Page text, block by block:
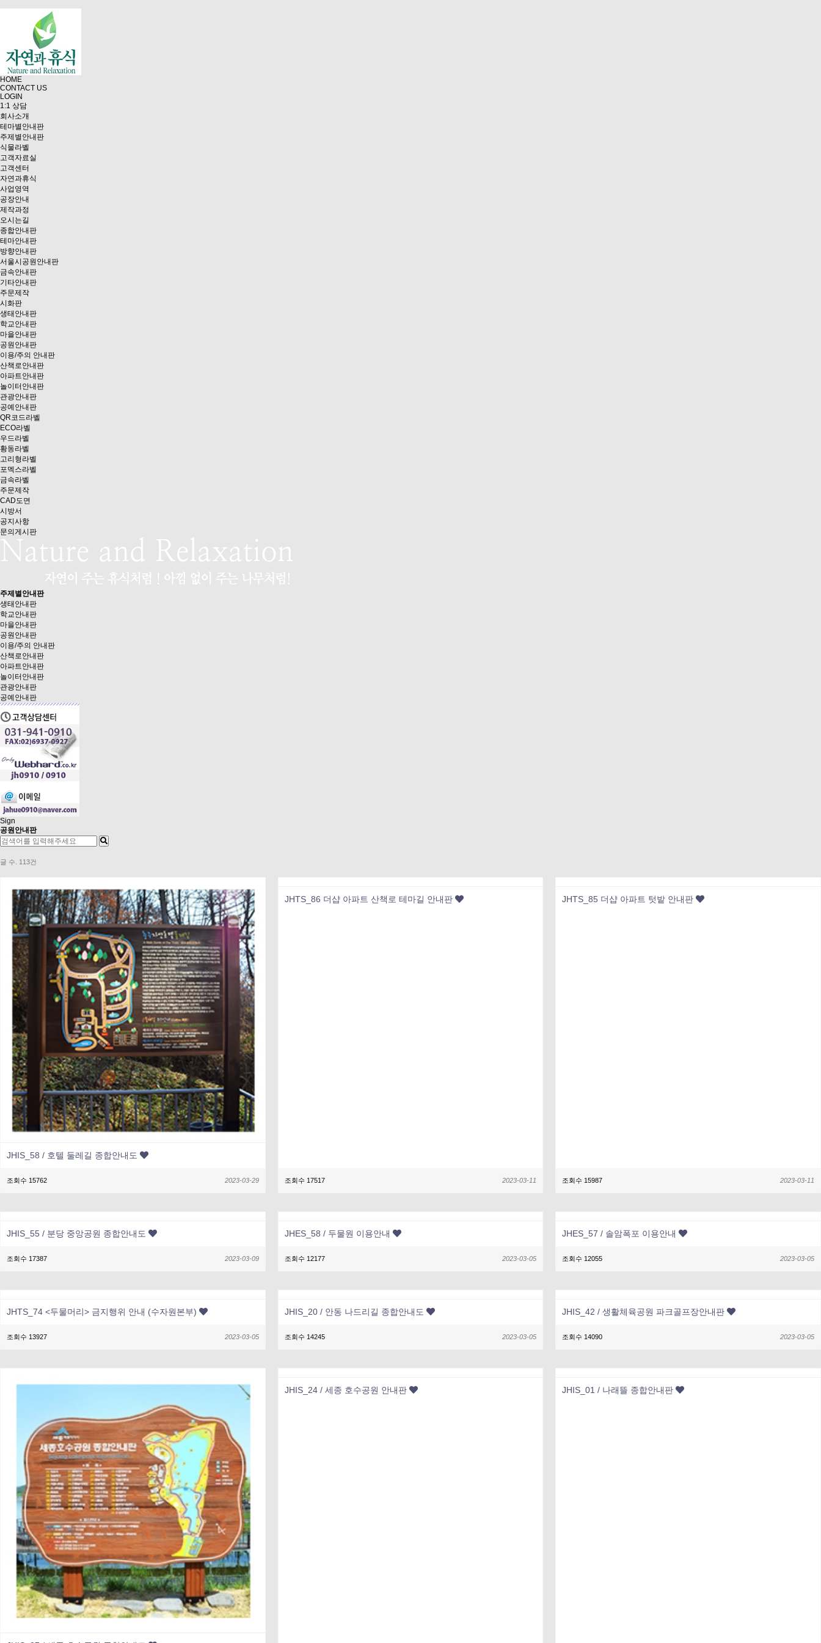
HOME
CONTACT US
LOGIN
1:1 상담
회사소개
테마별안내판
주제별안내판
식물라벨
고객자료실
고객센터
자연과휴식
사업영역
공장안내
제작과정
오시는길
종합안내판
테마안내판
방향안내판
서울시공원안내판
금속안내판
기타안내판
주문제작
시화판
생태안내판
학교안내판
마을안내판
공원안내판
이용/주의 안내판
산책로안내판
아파트안내판
놀이터안내판
관광안내판
공예안내판
QR코드라벨
ECO라벨
우드라벨
황동라벨
고리형라벨
포멕스라벨
금속라벨
주문제작
CAD도면
시방서
공지사항
문의게시판
주제별안내판
생태안내판
학교안내판
마을안내판
공원안내판
이용/주의 안내판
산책로안내판
아파트안내판
놀이터안내판
관광안내판
공예안내판
Sign
공원안내판
글 수. 113건
JHIS_58 / 호텔 둘레길 종합안내도
조회수 15762 2023-03-29
JHTS_86 더샵 아파트 산책로 테마길 안내판
조회수 17517 2023-03-11
JHTS_85 더샵 아파트 텃밭 안내판
조회수 15987 2023-03-11
JHIS_55 / 분당 중앙공원 종합안내도
조회수 17387 2023-03-09
JHES_58 / 두물원 이용안내
조회수 12177 2023-03-05
JHES_57 / 솔암폭포 이용안내
조회수 12055 2023-03-05
JHTS_74 <두물머리> 금지행위 안내 (수자원본부)
조회수 13927 2023-03-05
JHIS_20 / 안동 나드리길 종합안내도
조회수 14245 2023-03-05
JHIS_42 / 생활체육공원 파크골프장안내판
조회수 14090 2023-03-05
JHIS_24 / 세종 호수공원 안내판 JHIS_01 / 나래뜰 종합안내판